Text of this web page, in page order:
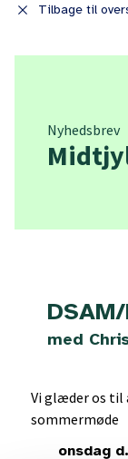
close Tilbage til
Nyhedsbrev
med
Vi glæder os til
sommermøde
onsdag